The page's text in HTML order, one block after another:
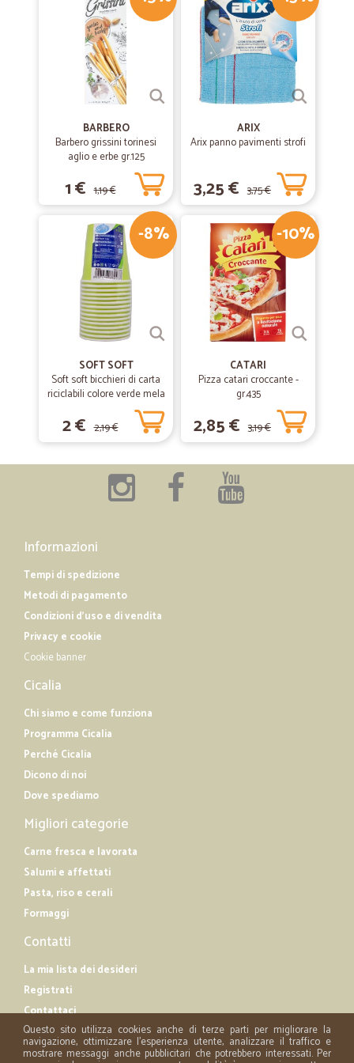
Semplice e veloce.
Semplice e veloce. ho ordinato in mattinata e 24 ore dopo erano a
casa mia, che dire....super! Lo consiglio vivamente.
04/07/2019
—Carla F.
Ottima azienda
Ottima azienda
17/06/2019
— Anna F.
Servizio impeccabile,ordine effettuato…
Servizio impeccabile,ordine effettuato e pacco ricevuto il giorno dopo.
—Annalisa L.
Consigliato
Venditore preciso e veloce consiglio
—Rita S.
Buongiorno per i prodotti nulla da dire…
Buongiorno per i prodotti nulla da dire anzi molto forniti....ma chi è alla
rotti flaconi alla rovescia una cosa orrenda.
BARBERO
Barbero grissini torinesi
aglio e erbe gr.125
1 € 1,19 €
ARIX
Arix panno pavimenti strofi
3,25 € 3,75 €
-8%
SOFT SOFT
Soft soft bicchieri di carta
riciclabili colore verde mela
2 € 2,19 €
-10%
CATARI
Pizza catari croccante -
gr.435
2,85 € 3,19 €
Informazioni
Tempi di spedizione
Metodi di pagamento
Condizioni d'uso e di vendita
Privacy e cookie
Cookie banner
Cicalia
Chi siamo e come funziona
Programma Cicalia
Perché Cicalia
Dicono di noi
Dove spediamo
Migliori categorie
Carne fresca e lavorata
Salumi e affettati
Pasta, riso e cerali
Formaggi
Contatti
La mia lista dei desideri
Registrati
Contattaci
Questo sito utilizza cookies anche di terze parti per migliorare la
navigazione, ottimizzare l'esperienza utente, analizzare il traffico e
mostrare messaggi anche pubblicitari che potrebbero interessati. Per